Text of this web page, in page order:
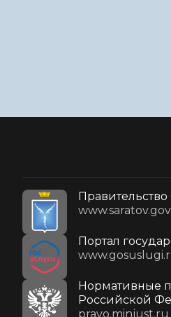
Портал
Нормативные
Российской
pravo.minjust.ru